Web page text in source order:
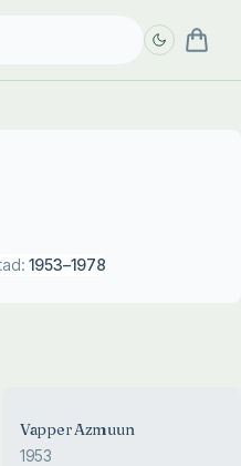
1953–1978
Vapper Azmuun
1953